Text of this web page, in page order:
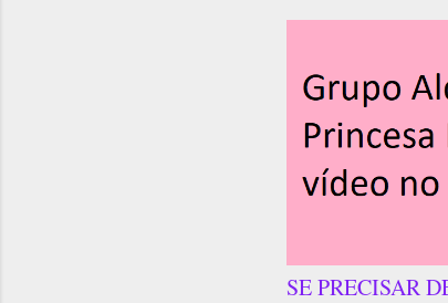
SE PRECISAR